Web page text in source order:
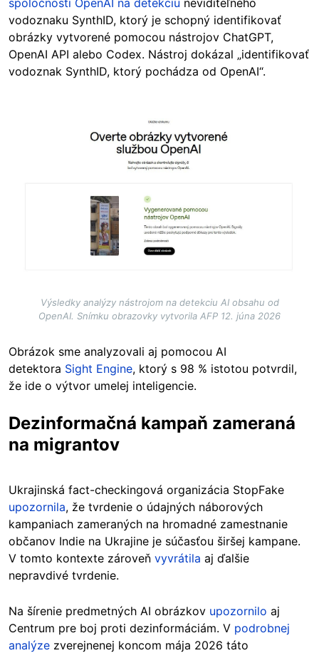
vodoznaku SynthID, ktorý je schopný identifikovať
obrázky vytvorené pomocou nástrojov ChatGPT,
OpenAI API alebo Codex. Nástroj dokázal „identifikovať
vodoznak SynthID, ktorý pochádza od OpenAI“.
Výsledky analýzy nástrojom na detekciu AI obsahu od
OpenAI. Snímku obrazovky vytvorila AFP 12. júna 2026
Obrázok sme analyzovali aj pomocou AI
detektora Sight Engine, ktorý s 98 % istotou potvrdil,
že ide o výtvor umelej inteligencie.
Dezinformačná kampaň zameraná
na migrantov
Ukrajinská fact-checkingová organizácia StopFake
upozornila, že tvrdenie o údajných náborových
kampaniach zameraných na hromadné zamestnanie
občanov Indie na Ukrajine je súčasťou širšej kampane.
V tomto kontexte zároveň vyvrátila aj ďalšie
nepravdivé tvrdenie.
Na šírenie predmetných AI obrázkov upozornilo aj
Centrum pre boj proti dezinformáciám. V podrobnej
analýze zverejnenej koncom mája 2026 táto